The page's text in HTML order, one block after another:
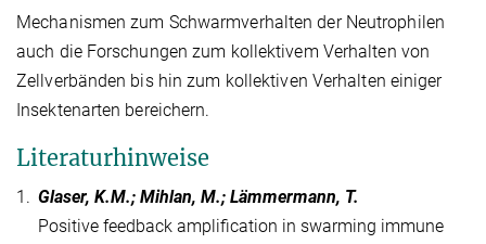
Mechanismen zum Schwarmverhalten der Neutrophilen
auch die Forschungen zum kollektivem Verhalten von
Zellverbänden bis hin zum kollektiven Verhalten einiger
Insektenarten bereichern.
Literaturhinweise
1. Glaser, K.M.; Mihlan, M.; Lämmermann, T.
Positive feedback amplification in swarming immune